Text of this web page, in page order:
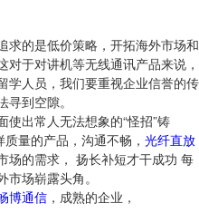
求的是低价策略，开拓海外市场和
于对讲机等无线通讯产品来说，
学人员，我们要重视企业信誉的传
寻到空隙。
出常人无法想象的“怪招”铸
量的产品，沟通不畅， 光纤直放
场的需求， 扬长补短才干成功 每
场崭露头角。
博通信 ，成熟的企业，